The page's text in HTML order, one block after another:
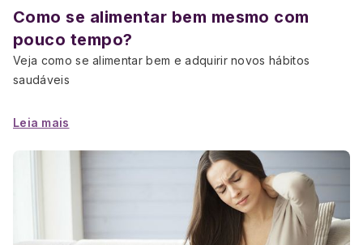
Como se alimentar bem mesmo com
pouco tempo?
Veja como se alimentar bem e adquirir novos hábitos
saudáveis
Leia mais